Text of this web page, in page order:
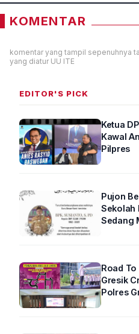
KOMENTAR
komentar yang tampil sepenuhnya
yang diatur UU ITE
EDITOR'S PICK
Ketua
Kawal
Pilpres
Pujon Berduka,
Sekolah
Sedang
Road
Gresik
Polres